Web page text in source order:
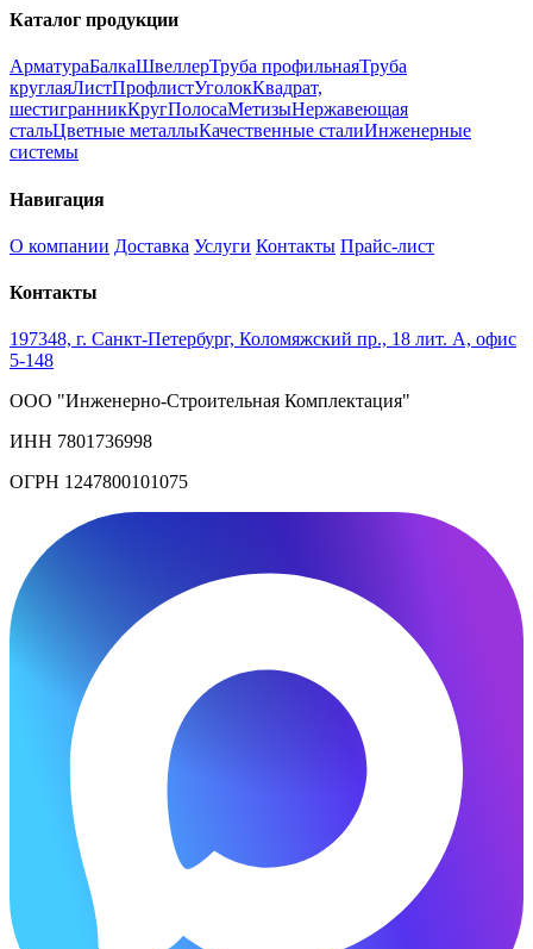
Каталог продукции
АрматураБалкаШвеллерТруба профильнаяТруба
круглаяЛистПрофлистУголокКвадрат,
шестигранникКругПолосаМетизыНержавеющая
стальЦветные металлыКачественные сталиИнженерные
системы
Навигация
О компании Доставка Услуги Контакты Прайс-лист
Контакты
197348, г. Санкт-Петербург, Коломяжский пр., 18 лит. А, офис
5-148
ООО "Инженерно-Строительная Комплектация"
ИНН 7801736998
ОГРН 1247800101075